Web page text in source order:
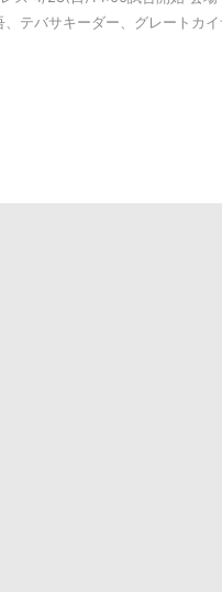
テバサキーダー、グレートカ